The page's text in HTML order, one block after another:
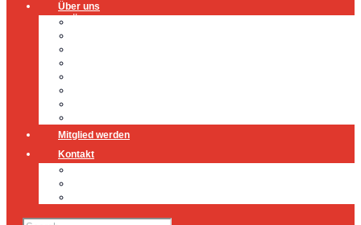
Über uns
Mitglied werden
Kontakt